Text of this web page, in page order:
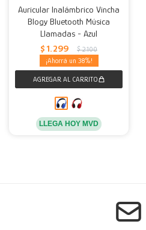
Auricular Inalámbrico Vincha
Blogy Bluetooth Música
Llamadas - Azul
$ 1.299 $ 2.100
38
LLEGA HOY MVD
Mesas
Calefactores
Acolchados y Frazadas
Fundas
Decoración
Accesorios para el hogar
Herramientas
Accesorios
Muebles Infantiles